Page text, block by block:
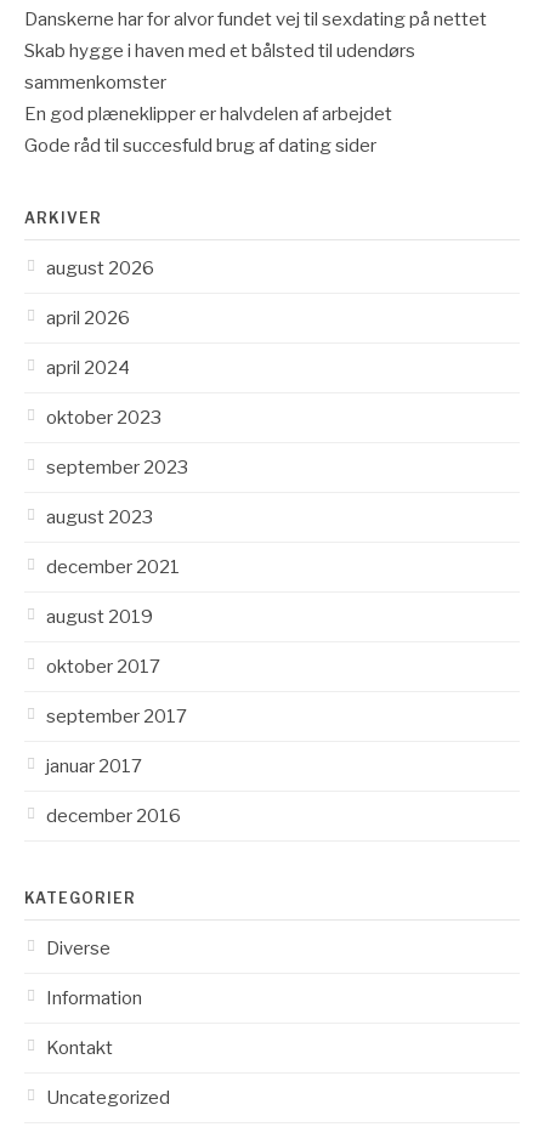
Danskerne har for alvor fundet vej til sexdating på nettet
Skab hygge i haven med et bålsted til udendørs
sammenkomster
En god plæneklipper er halvdelen af arbejdet
Gode råd til succesfuld brug af dating sider
ARKIVER
august 2026
april 2026
april 2024
oktober 2023
september 2023
august 2023
december 2021
august 2019
oktober 2017
september 2017
januar 2017
december 2016
KATEGORIER
Diverse
Information
Kontakt
Uncategorized